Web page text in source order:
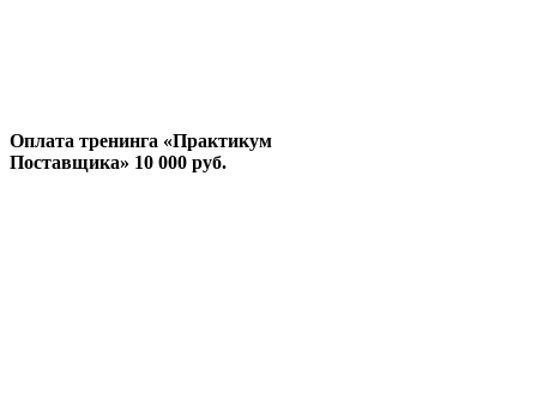
Оплата тренинга «Практикум
Поставщика» 10 000 руб.